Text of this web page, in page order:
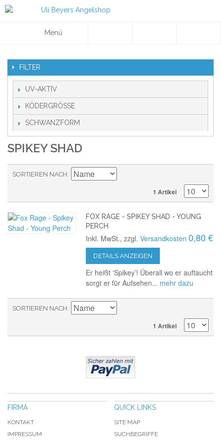
Menü
FILTER
UV-AKTIV
KÖDERGRÖSSE
SCHWANZFORM
SPIKEY SHAD
SORTIEREN NACH
1 Artikel
FOX RAGE - SPIKEY SHAD - YOUNG
PERCH
Inkl. MwSt., zzgl.Versandkosten 0,80 €
DETAILS ANZEIGEN
Er heißt ‘Spikey’! Überall wo er auftaucht
sorgt er für Aufsehen... mehr dazu
SORTIEREN NACH
1 Artikel
FIRMA
KONTAKT
IMPRESSUM
QUICK LINKS
SITE MAP
SUCHBEGRIFFE